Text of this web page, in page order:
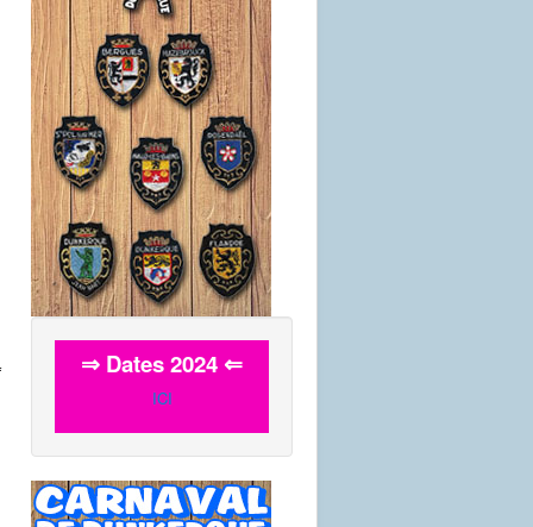
⇒ Dates 2024 ⇐
ICI